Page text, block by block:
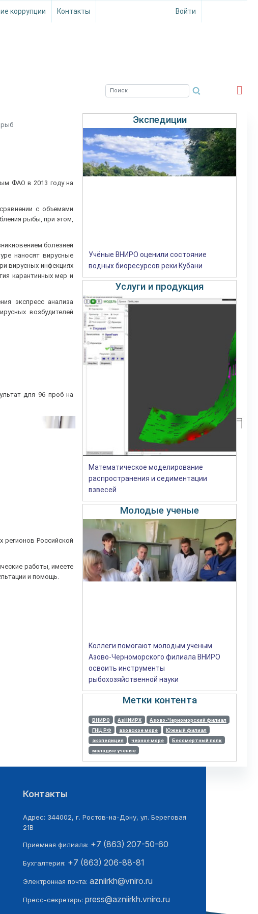
коррупции Контакты Войти
рыб
ФАО в 2013 году на
с объемами
рыбы, при этом,
болезней
наносят вирусные
вирусных инфекциях
карантинных мер и
экспресс анализа
возбудителей
для 96 проб на
Российской
работы, имеете
и помощь.
Экспедиции
Учёные ВНИРО оценили состояние
водных биоресурсов реки Кубани
Услуги и продукция
Математическое моделирование
распространения и седиментации
взвесей
Молодые ученые
Коллеги помогают молодым ученым
Азово-Черноморского филиала ВНИРО
освоить инструменты
рыбохозяйственной науки
Метки контента
ВНИРО АзНИИРХ
Азово-Черноморский филиал
ГНЦ РФ
азовское море
Южный филиал
экспедиция
черное море
Бессмертный полк
молодые ученые
Контакты
Адрес: 344002, г. Ростов-на-Дону, ул. Береговая
21В
Приемная филиала: +7 (863) 207-50-60
Бухгалтерия: +7 (863) 206-88-81
Электронная почта: azniirkh@vniro.ru
Пресс-секретарь: press@azniirkh.vniro.ru